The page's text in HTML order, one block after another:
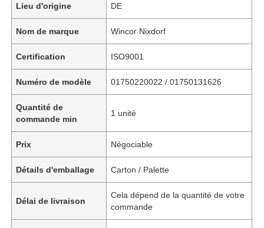
Lieu d'origine DE
Nom de marque Wincor Nixdorf
Certification ISO9001
Numéro de modèle 01750220022 / 01750131626
Quantité de
commande min
1 unité
Prix Négociable
Détails d'emballage Carton / Palette
Délai de livraison
Cela dépend de la quantité de votre
commande